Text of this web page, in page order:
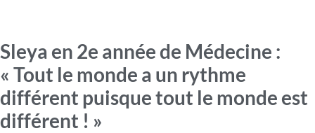
Sleya en 2e année de Médecine :
« Tout le monde a un rythme
différent puisque tout le monde est
différent ! »